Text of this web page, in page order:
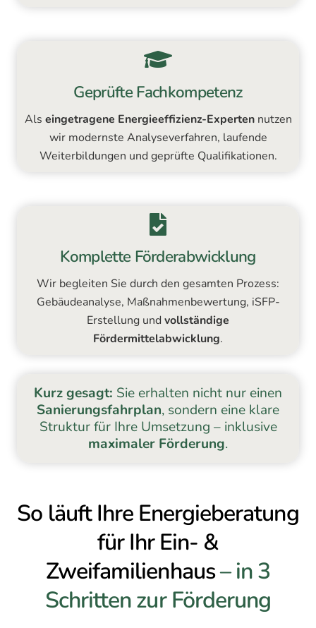
Geprüfte Fachkompetenz
Als eingetragene Energieeffizienz-Expertennutzen
wir modernste Analyseverfahren, laufende
Weiterbildungen und geprüfte Qualifikationen.
Komplette Förderabwicklung
Wir begleiten Sie durch den gesamten Prozess:
Gebäudeanalyse, Maßnahmenbewertung, iSFP-
Erstellung und vollständige
Fördermittelabwicklung.
Kurz gesagt: Sie erhalten nicht nur einen
Sanierungsfahrplan, sondern eine klare
Struktur für Ihre Umsetzung – inklusive
maximaler Förderung.
So läuft Ihre Energieberatung
für Ihr Ein- &
Zweifamilienhaus– in 3
Schritten zur Förderung